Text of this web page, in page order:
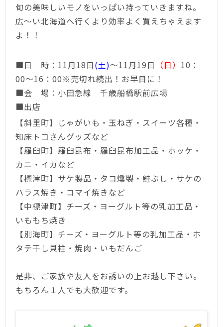
旬の美味しいモノをいっぱい持っていきますね。
広～い北海道へ行くより効率よく買えちゃえます
よ！！
■日 時：11月18日(土)～11月19日 （日） 10：
00～16：00※売切れ続出！お早目に！
■会 場：小田急線 千歳船橋駅前広場
■出店
【斜里町】じゃがいも・玉ねぎ・スイーツ各種・
知床トコさんグッズなど
【羅臼町】羅臼昆布・羅臼昆布加工品・ホッケ・
カニ・イカなど
【標津町】サケ製品・タコ燻製・鮭ぶし・サケの
ハラス焼き・コマイ焼きなど
【中標津町】チーズ・ヨーグルト等の乳加工品・
いももち焼き
【別海町】チーズ・ヨーグルト等の乳加工品・ホ
タテ干し貝柱・焼肉・いもだんご
是非、ご家族や友人をお誘いの上お越し下さい。
もちろん１人でも大歓迎です。